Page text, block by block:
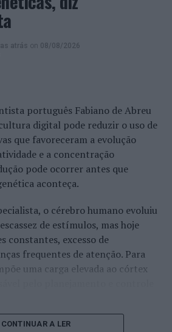
apreendido).
detenções por tráfico e cultivo de
delimitação de áreas de
consulta pública
atrás on 08/08/2026
português Fabiano de Abreu
digital pode reduzir o uso de
que favoreceram a evolução
e a concentração
pode ocorrer antes que
aconteça.
o cérebro humano evoluiu
de estímulos, mas hoje
constantes, excesso de
frequentes de atenção. Para
uma carga elevada ao córtex
que plataformas digitais também
CONTINUAR A LER